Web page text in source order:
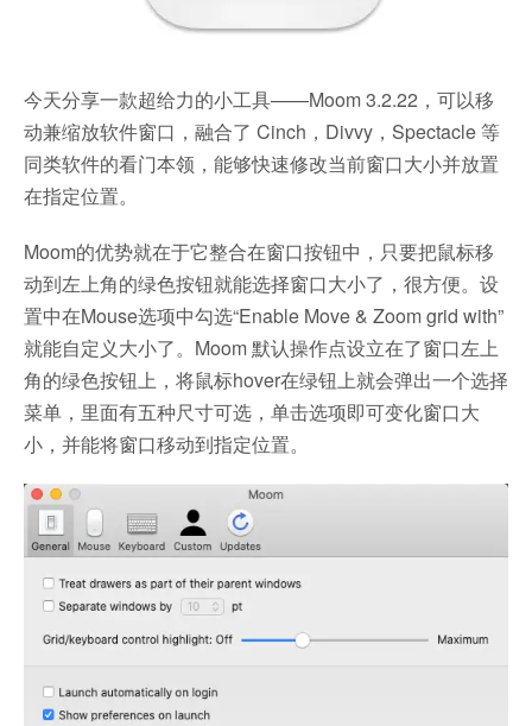
今天分享一款超给力的小工具——Moom 3.2.22，可以移
动兼缩放软件窗口，融合了 Cinch，Divvy，Spectacle 等
同类软件的看门本领，能够快速修改当前窗口大小并放置
在指定位置。
Moom的优势就在于它整合在窗口按钮中，只要把鼠标移
动到左上角的绿色按钮就能选择窗口大小了，很方便。设
置中在Mouse选项中勾选“Enable Move & Zoom grid with”
就能自定义大小了。Moom 默认操作点设立在了窗口左上
角的绿色按钮上，将鼠标hover在绿钮上就会弹出一个选择
菜单，里面有五种尺寸可选，单击选项即可变化窗口大
小，并能将窗口移动到指定位置。